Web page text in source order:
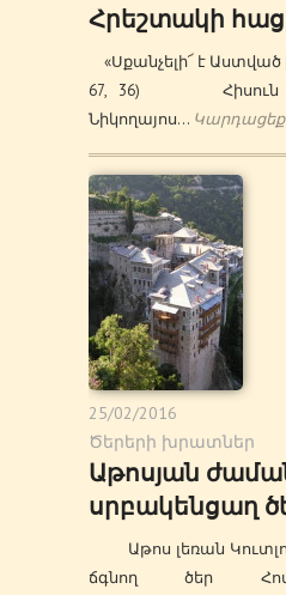
Հրեշտակի
«Սքանչելի՜ է Աստված
67, 36) Հիսուն
Նիկողայոս… Կարդացեք
25/02/2016
Ծերերի խրատներ
Աթոսյան
սրբակենցաղ
Աթոս լեռան
ճգնող ծեր